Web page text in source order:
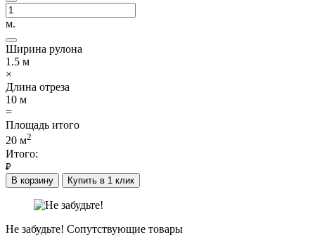
м.
Ширина рулона
1.5 м
×
Длина отреза
10 м
=
Площадь итого
20 м2
Итого:
₽
В корзину
Купить в 1 клик
Не забудьте! Сопутствующие товары